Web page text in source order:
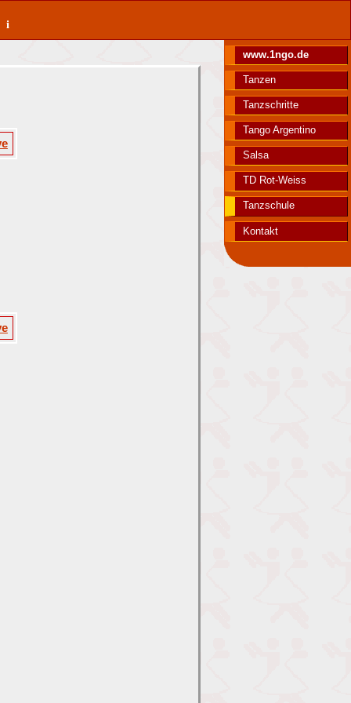
www.1ngo.de
Tanzen
Tanzschritte
Tango Argentino
Salsa
TD Rot-Weiss
Tanzschule
Kontakt